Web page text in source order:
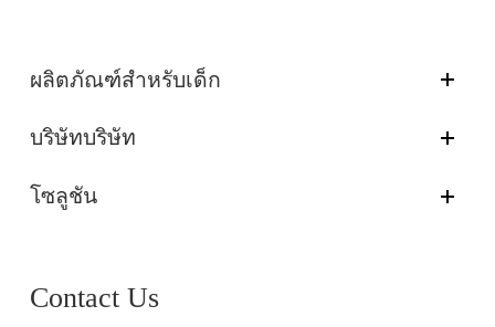
ผลิตภัณฑ์สำหรับเด็ก
บริษัทบริษัท
โซลูชัน
Contact Us